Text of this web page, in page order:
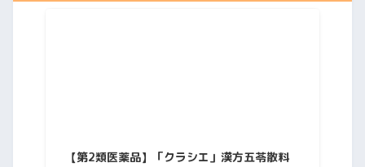
【第2類医薬品】「クラシエ」漢方五苓散料